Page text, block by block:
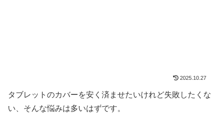
2025.10.27
タブレットのカバーを安く済ませたいけれど失敗したくな
い、そんな悩みは多いはずです。